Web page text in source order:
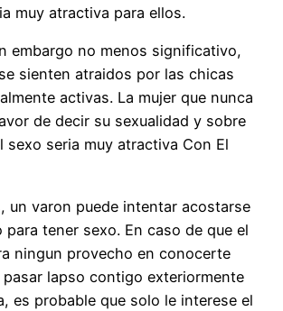
muy atractiva para ellos.
embargo no menos significativo,
sienten atraidos por las chicas
activas. La mujer que nunca
de decir su sexualidad y sobre
sexo seri­a muy atractiva Con El
un varon puede intentar acostarse
tener sexo. En caso de que el
ningun provecho en conocerte
lapso contigo exteriormente
es probable que solo le interese el